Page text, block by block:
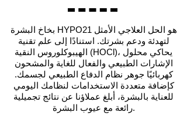
بخاخ البشرة HYPO21 هو الحل العلاجي الأمثل
لتهدئة ودعم بشرتك. استنادًا إلى علم تقنية
الهيبوكلوروس النقية (HOCl)، يحاكي محلول
الإشارات الطبيعي والفعال للغاية والمشحون
كهربائيًا جوهر نظام الدفاع الطبيعي لجسمك.
كإضافة متعددة الاستخدامات لنظامك اليومي
للعناية بالبشرة، أبلغ عملاؤنا عن نتائج تجميلية
رائعة مع عيوب البشرة.